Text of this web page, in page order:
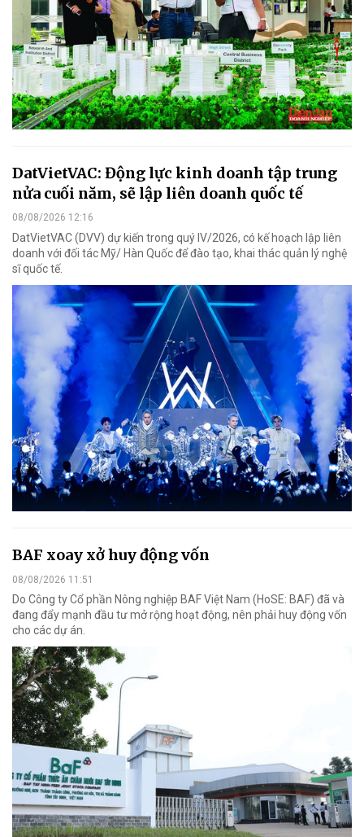
DatVietVAC: Động lực kinh doanh tập trung
nửa cuối năm, sẽ lập liên doanh quốc tế
08/08/2026 12:16
DatVietVAC (DVV) dự kiến trong quý IV/2026, có kế hoạch lập liên
doanh với đối tác Mỹ/ Hàn Quốc để đào tạo, khai thác quản lý nghệ
sĩ quốc tế.
BAF xoay xở huy động vốn
08/08/2026 11:51
Do Công ty Cổ phần Nông nghiệp BAF Việt Nam (HoSE: BAF) đã và
đang đẩy mạnh đầu tư mở rộng hoạt động, nên phải huy động vốn
cho các dự án.